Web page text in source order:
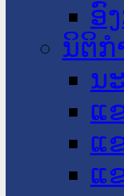
ອົ
ນິຕິກໍ
ນ
ແ
ແ
ແ